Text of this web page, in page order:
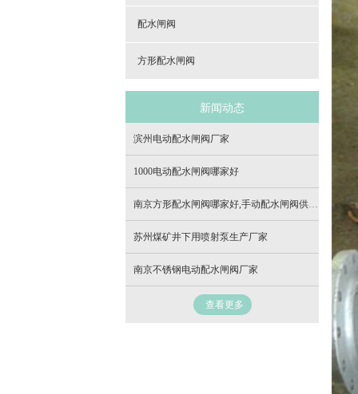
配水闸阀
方形配水闸阀
新闻动态
滨州电动配水闸阀厂家
1000电动配水闸阀哪家好
南京方形配水闸阀哪家好,手动配水闸阀供应商
苏州煤矿井下用喷射泵生产厂家
南京不锈钢电动配水闸阀厂家
查看更多